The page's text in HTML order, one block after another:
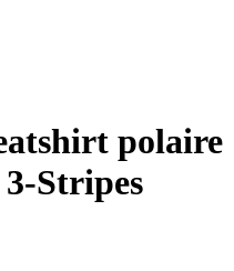
polaire
Stripes